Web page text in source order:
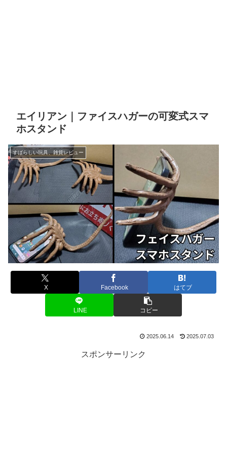
エイリアン｜ファイスハガーの可変式スマ
ホスタンド
すばらしい玩具、雑貨レビュー
X Facebook はてブ
LINE コピー
2025.06.14 2025.07.03
スポンサーリンク